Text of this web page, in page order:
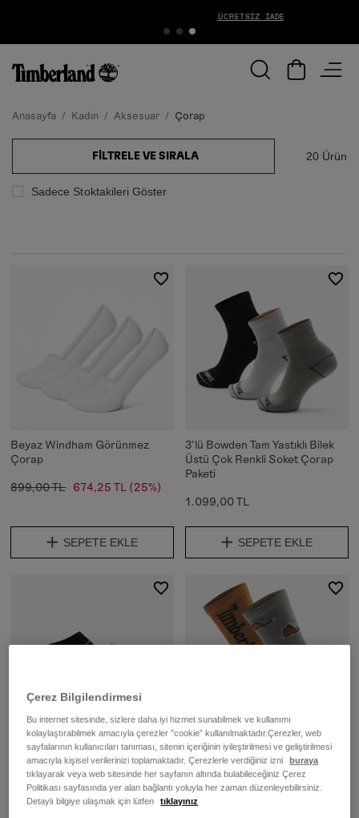
Anasayfa Kadın Aksesuar Çorap
Sadece Stoktakileri Göster
FILTRELE VE SIRALA 20 Ürün
Beyaz Windham Görünmez
Çorap
899,00 TL 674,25 TL (25%)
SEPETE EKLE
3'lü Bowden Tam Yastıklı Bilek
Üstü Çok Renkli Soket Çorap
Paketi
1.099,00 TL
SEPETE EKLE
Bowden 3'lü Tam Yastıklı
Görünmez Çok Renkli Çorap
Paketi
999,00 TL
2'li Bot Baskılı Geri Soket Çorap
Paketi
1.499,00 TL
Çerez Bilgilendirmesi
Bu internet sitesinde, sizlere daha iyi hizmet sunabilmek ve kullanımı
kolaylaştırabilmek amacıyla çerezler ”cookie” kullanılmaktadır.Çerezler, web
sayfalarının kullanıcıları tanıması, sitenin içeriğinin iyileştirilmesi ve geliştirilmesi
amacıyla kişisel verilerinizi toplamaktadır. Çerezlerle verdiğiniz izni
buraya
tıklayarak veya web sitesinde her sayfanın altında bulabileceğiniz Çerez
Politikası sayfasında yer alan bağlantı yoluyla her zaman düzenleyebilirsiniz.
Detaylı bilgiye ulaşmak için lütfen
tıklayınız